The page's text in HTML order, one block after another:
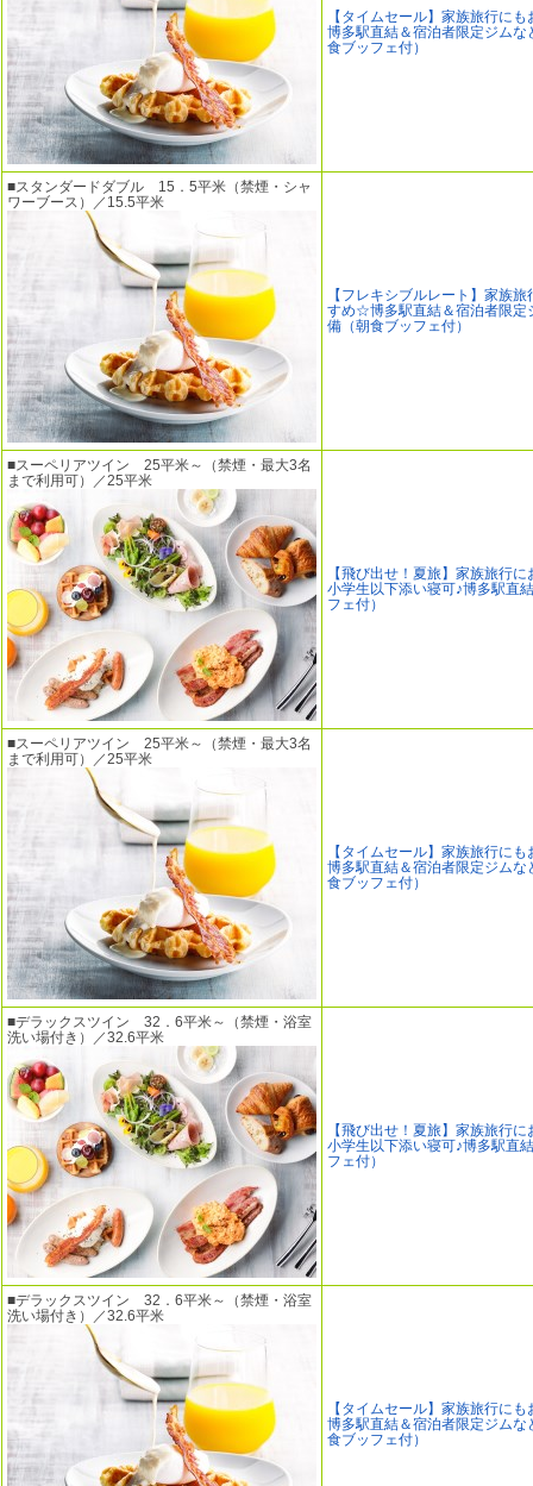
【タイムセール】家族旅行に
博多駅直結＆宿泊者限定ジムな
食ブッフェ付）
■スタンダードダブル 15．5平米（禁煙・シャ
ワーブース）／15.5平米
【フレキシブルレート】家族
すめ☆博多駅直結＆宿泊者限定
備（朝食ブッフェ付）
■スーペリアツイン 25平米～（禁煙・最大3名
まで利用可）／25平米
【飛び出せ！夏旅】家族旅行
小学生以下添い寝可♪博多駅直
フェ付）
■スーペリアツイン 25平米～（禁煙・最大3名
まで利用可）／25平米
【タイムセール】家族旅行に
博多駅直結＆宿泊者限定ジムな
食ブッフェ付）
■デラックスツイン 32．6平米～（禁煙・浴室
洗い場付き）／32.6平米
【飛び出せ！夏旅】家族旅行
小学生以下添い寝可♪博多駅直
フェ付）
■デラックスツイン 32．6平米～（禁煙・浴室
洗い場付き）／32.6平米
【タイムセール】家族旅行に
博多駅直結＆宿泊者限定ジムな
食ブッフェ付）